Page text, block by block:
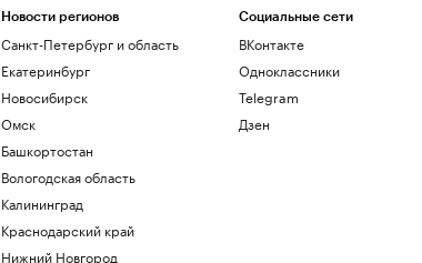
Новости регионов
Санкт-Петербург и область
Екатеринбург
Новосибирск
Омск
Башкортостан
Вологодская область
Калининград
Краснодарский край
Нижний Новгород
Социальные сети
ВКонтакте
Одноклассники
Telegram
Дзен